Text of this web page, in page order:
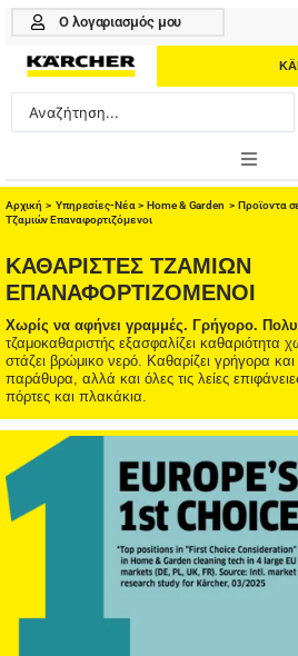
Μετάβαση
περιεχόμενο
Ο λογαριασμός μου
Search
...
ONLINE SHOP
PROFESSIONAL
ΑΞΕΣΟΥΑΡ
ΚΑΘΑΡΙΣΤΙΚΑ
ΥΠΗΡΕΣΙΕΣ-ΝΕΑ-ΛΥΣΕΙΣ
Αρχική > Υπηρεσίες-Νέα >Home & Garden >Προϊοντα
Τζαμιών Επαναφορτιζόμενοι
ΚΑΘΑΡΙΣΤΈΣ ΤΖΑΜΙΏΝ
ΕΠΑΝΑΦΟΡΤΙΖΌΜΕΝΟΙ
Χωρίς να αφήνει γραμμές. Γρήγορο.
τζαμοκαθαριστής εξασφαλίζει καθαριότητα
στάζει βρώμικο νερό. Καθαρίζει γρήγορα
παράθυρα, αλλά και όλες τις λείες
πόρτες και πλακάκια.